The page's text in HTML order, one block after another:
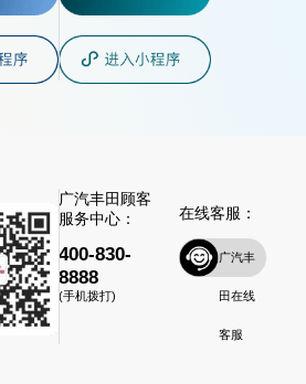
广汽丰田顾客
服务中心：
400-830-
8888
(手机拨打)
在线客服：
广汽丰
田在线
客服